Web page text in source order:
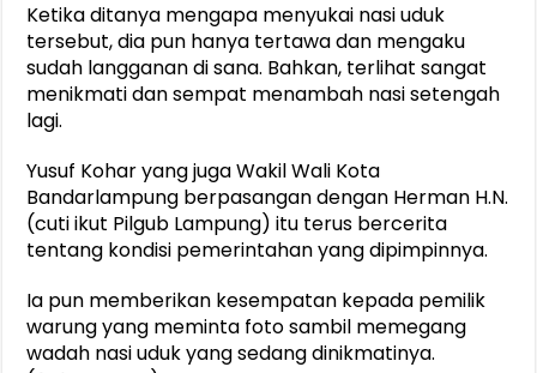
Ketika ditanya mengapa menyukai nasi uduk
tersebut, dia pun hanya tertawa dan mengaku
sudah langganan di sana. Bahkan, terlihat sangat
menikmati dan sempat menambah nasi setengah
lagi.
Yusuf Kohar yang juga Wakil Wali Kota
Bandarlampung berpasangan dengan Herman H.N.
(cuti ikut Pilgub Lampung) itu terus bercerita
tentang kondisi pemerintahan yang dipimpinnya.
Ia pun memberikan kesempatan kepada pemilik
warung yang meminta foto sambil memegang
wadah nasi uduk yang sedang dinikmatinya.